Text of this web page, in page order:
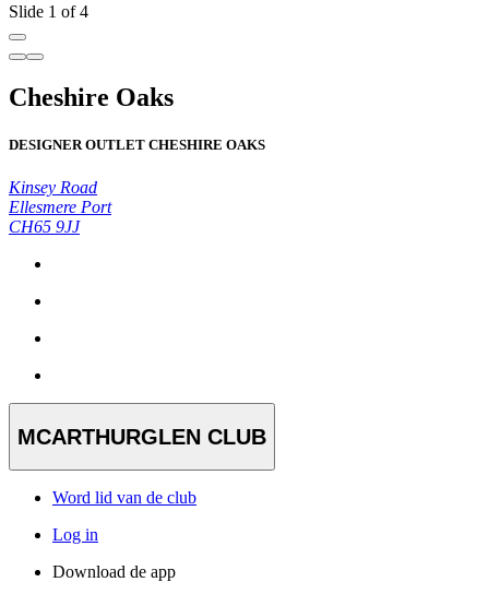
Slide 1 of 4
Cheshire Oaks
DESIGNER OUTLET CHESHIRE OAKS
Kinsey Road
Ellesmere Port
CH65 9JJ
MCARTHURGLEN CLUB
Word lid van de club
Log in
Download de app